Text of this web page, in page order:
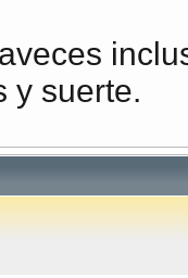
y suerte.